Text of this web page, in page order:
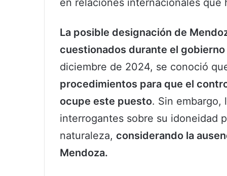
en relaciones internacionales que
La posible designación de
cuestionados durante el
diciembre de 2024, se conoció
procedimientos para que el
ocupe este puesto. Sin embargo,
interrogantes sobre su idoneidad
naturaleza, considerando la
Mendoza.